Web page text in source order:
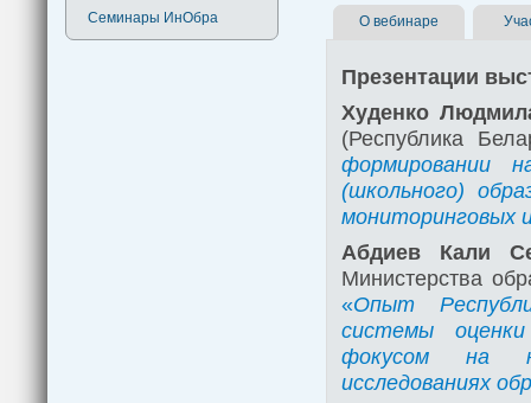
Семинары ИнОбра О вебинаре
Презентации
Худенко
(Республика
формировании
(школьного)
мониторинговых
Абдиев Кали
Министерства
«Опыт
системы
фокусом на
исследованиях